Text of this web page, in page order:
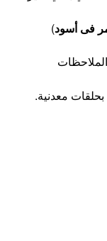
فى أسود)
معدنية.